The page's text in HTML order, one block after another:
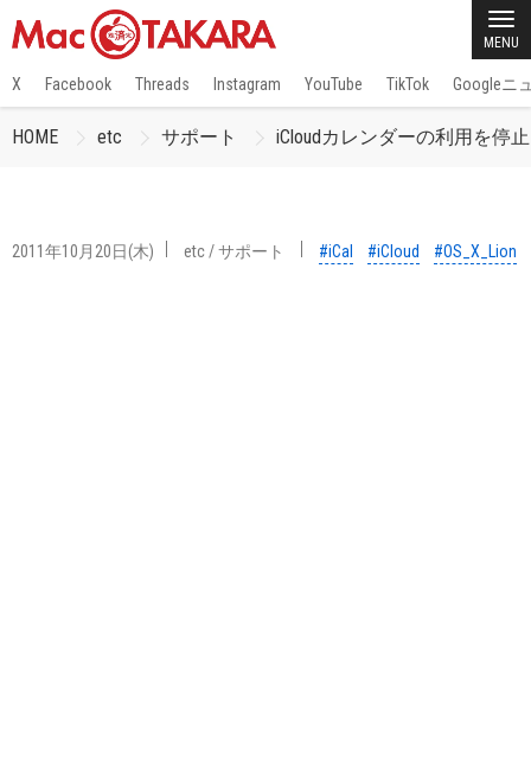
MENU
X Facebook Threads Instagram YouTube TikTok Googleニ
HOME etc サポート iCloudカレンダーの利用を停
2011年10月20日(木) etc/サポート #iCal #iCloud #OS_X_Lion